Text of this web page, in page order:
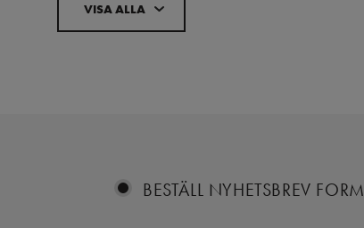
VISA ALLA
BESTÄLL NYHETSBREV FORM